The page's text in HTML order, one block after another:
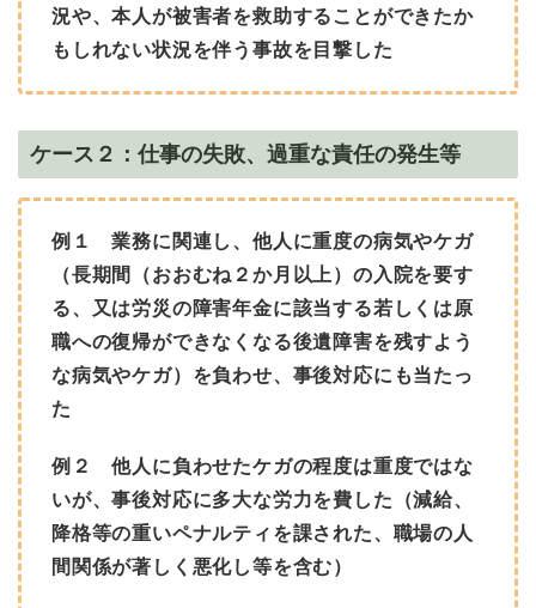
況や、本人が被害者を救助することができたか
もしれない状況を伴う事故を目撃した
ケース２：仕事の失敗、過重な責任の発生等
例１ 業務に関連し、他人に重度の病気やケガ
（長期間（おおむね２か月以上）の入院を要す
る、又は労災の障害年金に該当する若しくは原
職への復帰ができなくなる後遺障害を残すよう
な病気やケガ）を負わせ、事後対応にも当たっ
た
例２ 他人に負わせたケガの程度は重度ではな
いが、事後対応に多大な労力を費した（減給、
降格等の重いペナルティを課された、職場の人
間関係が著しく悪化し等を含む）